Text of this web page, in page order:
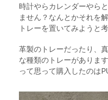
時計やらカレンダーやら
ません？なんとかそれを
トレーを置いてみようと
革製のトレーだったり、
な種類のトレーがありま
って思って購入したのは